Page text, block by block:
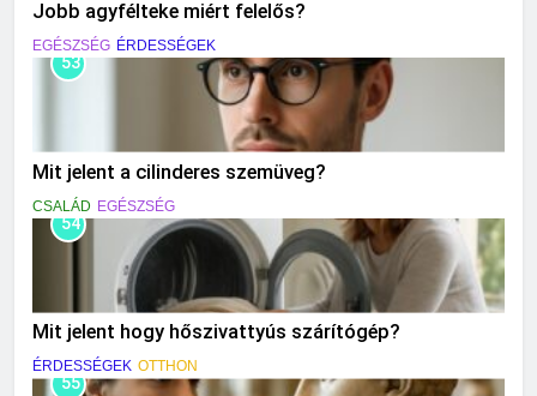
Jobb agyfélteke miért felelős?
EGÉSZSÉG ÉRDESSÉGEK
53
Mit jelent a cilinderes szemüveg?
CSALÁD EGÉSZSÉG
54
Mit jelent hogy hőszivattyús szárítógép?
ÉRDESSÉGEK OTTHON
55